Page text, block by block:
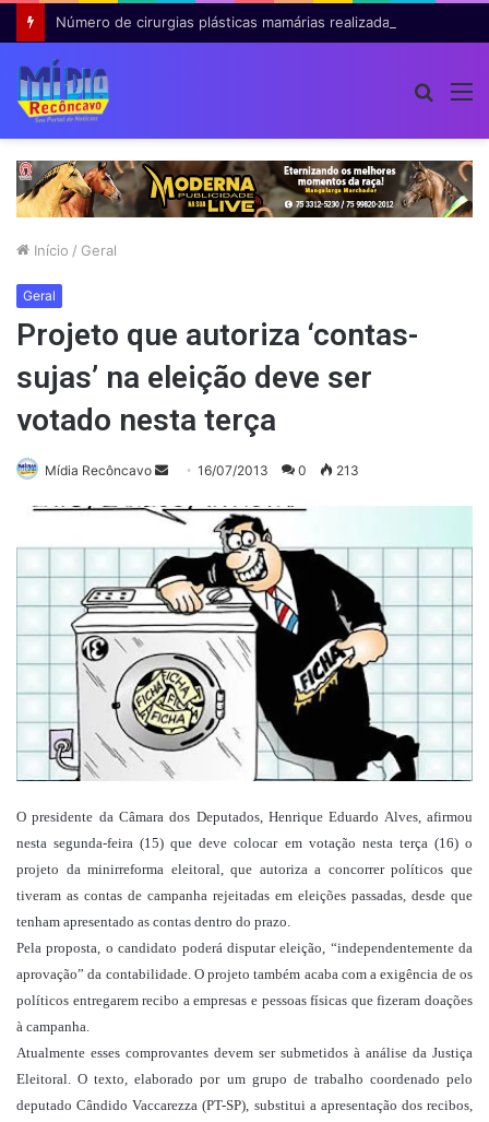
Início / Geral
Geral
Projeto que autoriza ‘contas-
sujas’ na eleição deve ser
votado nesta terça
Mídia Recôncavo
Mande
e-
mail
16/07/2013 0 213
O presidente da Câmara dos Deputados, Henrique Eduardo Alves, afirmou
nesta segunda-feira (15) que deve colocar em votação nesta terça (16) o
projeto da minirreforma eleitoral, que autoriza a concorrer políticos que
tiveram as contas de campanha rejeitadas em eleições passadas, desde que
tenham apresentado as contas dentro do prazo.
Pela proposta, o candidato poderá disputar eleição, “independentemente da
aprovação” da contabilidade. O projeto também acaba com a exigência de os
políticos entregarem recibo a empresas e pessoas físicas que fizeram doações
à campanha.
Atualmente esses comprovantes devem ser submetidos à análise da Justiça
Eleitoral. O texto, elaborado por um grupo de trabalho coordenado pelo
deputado Cândido Vaccarezza (PT-SP), substitui a apresentação dos recibos,